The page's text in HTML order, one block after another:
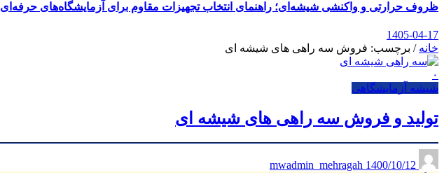
ظروف حرارتی و واکنشی شیشه‌ای؛ راهنمای انتخاب تجهیزات مقاوم برای آزمایشگاه‌های حرفه‌ای
1405-04-17
خانه / برچسب: فروش سه راهی های شیشه ای
۰
شیشه آزمایشگاهی
تولید و فروش سه راهی های شیشه ای
1400/10/12